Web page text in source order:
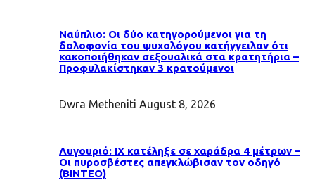
Ναύπλιο: Οι δύο κατηγορούμενοι για τη
δολοφονία του ψυχολόγου κατήγγειλαν ότι
κακοποιήθηκαν σεξουαλικά στα κρατητήρια –
Προφυλακίστηκαν 3 κρατούμενοι
Dwra Metheniti August 8, 2026
Λυγουριό: ΙΧ κατέληξε σε χαράδρα 4 μέτρων –
Οι πυροσβέστες απεγκλώβισαν τον οδηγό
(ΒΙΝΤΕΟ)